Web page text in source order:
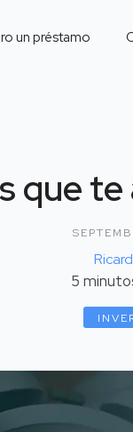
un préstamo
que
5